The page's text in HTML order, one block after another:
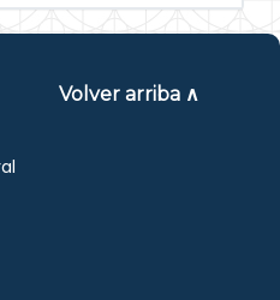
Volver arriba ∧